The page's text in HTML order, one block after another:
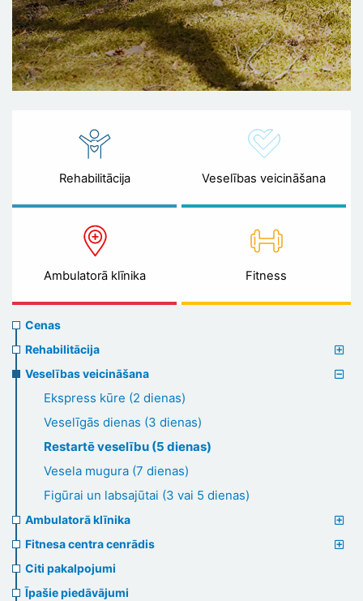
Rehabilitācija Veselības veicināšana
Ambulatorā klīnika Fitness
Prices
menu
Cenas
Rehabilitācija
Veselības veicināšana
Ekspress kūre (2 dienas)
Veselīgās dienas (3 dienas)
Restartē veselību (5 dienas)
Vesela mugura (7 dienas)
Figūrai un labsajūtai (3 vai 5 dienas)
Ambulatorā klīnika
Fitnesa centra cenrādis
Citi pakalpojumi
Īpašie piedāvājumi